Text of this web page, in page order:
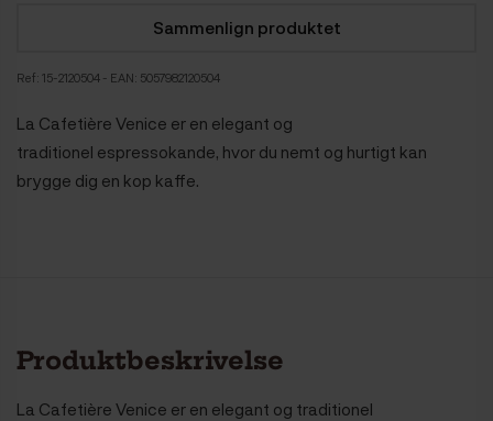
Sammenlign produktet
Ref: 15-2120504 - EAN: 5057982120504
La Cafetière Venice er en elegant og
traditionel espressokande, hvor du nemt og hurtigt kan
brygge dig en kop kaffe.
Produktbeskrivelse
La Cafetière Venice er en elegant og traditionel